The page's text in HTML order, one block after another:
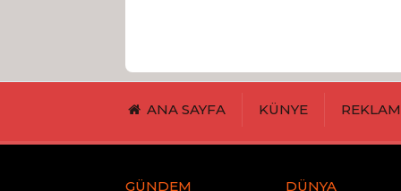
ANA SAYFA KÜNYE REKLAM
GÜNDEM DÜNYA